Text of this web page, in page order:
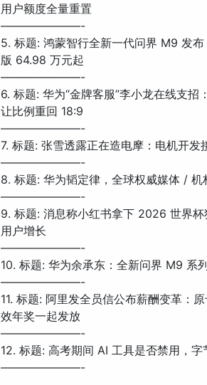
用户额度全量重置
———————-
5. 标题: 鸿蒙智行全新一代问界 M9 发
版 64.98 万元起
———————-
6. 标题: 华为“金牌客服”李小龙在线支
让比例重回 18:9
———————-
7. 标题: 张雪透露正在造电摩：电机开
———————-
8. 标题: 华为韬定律，全球权威媒体 /
———————-
9. 标题: 消息称小红书拿下 2026 世界
用户增长
———————-
10. 标题: 华为余承东：全新问界 M9 系
———————-
11. 标题: 阿里发全员信公布薪酬变革：
效年奖一起发放
———————-
12. 标题: 高考期间 AI 工具是否禁用，
———————-